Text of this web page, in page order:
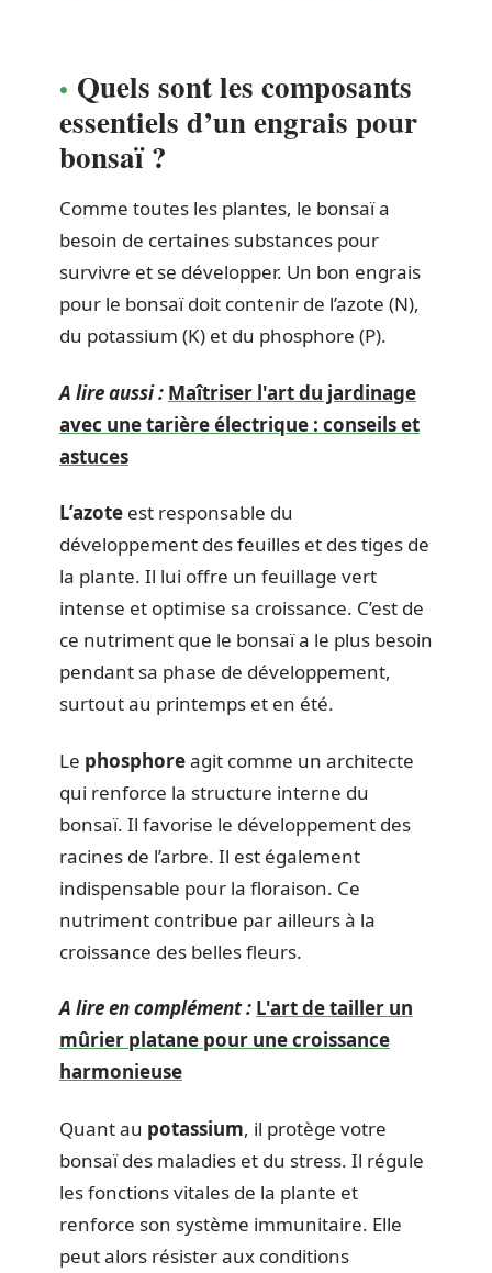
Quels sont les composants
essentiels d’un engrais pour
bonsaï ?
Comme toutes les plantes, le bonsaï a
besoin de certaines substances pour
survivre et se développer. Un bon engrais
pour le bonsaï doit contenir de l’azote (N),
du potassium (K) et du phosphore (P).
A lire aussi : Maîtriser l'art du jardinage
avec une tarière électrique : conseils et
astuces
L’azote est responsable du
développement des feuilles et des tiges de
la plante. Il lui offre un feuillage vert
intense et optimise sa croissance. C’est de
ce nutriment que le bonsaï a le plus besoin
pendant sa phase de développement,
surtout au printemps et en été.
Le phosphoreagit comme un architecte
qui renforce la structure interne du
bonsaï. Il favorise le développement des
racines de l’arbre. Il est également
indispensable pour la floraison. Ce
nutriment contribue par ailleurs à la
croissance des belles fleurs.
A lire en complément : L'art de tailler un
mûrier platane pour une croissance
harmonieuse
Quant au potassium, il protège votre
bonsaï des maladies et du stress. Il régule
les fonctions vitales de la plante et
renforce son système immunitaire. Elle
peut alors résister aux conditions